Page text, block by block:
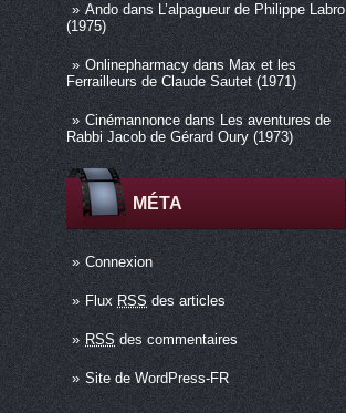
Andodans L’alpagueur de Philippe Labro
(1975)
Onlinepharmacy dansMax et les
Ferrailleurs de Claude Sautet (1971)
Cinémannonce dansLes aventures de
Rabbi Jacob de Gérard Oury (1973)
MÉTA
Connexion
Flux RSS des articles
RSSdes commentaires
Site de WordPress-FR